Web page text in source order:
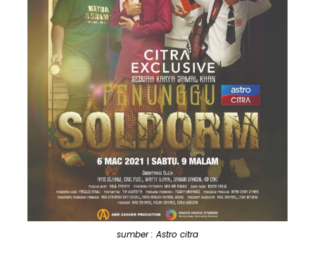
sumber : Astro citra